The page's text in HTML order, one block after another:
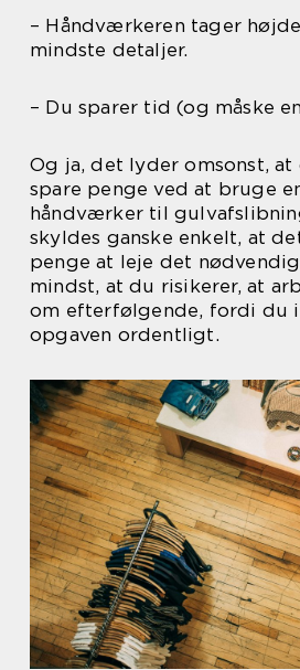
– Håndværkeren tager
mindste detaljer.
– Du sparer tid (og måske
Og ja, det lyder omsonst, at
spare penge ved at bruge
håndværker til
skyldes ganske enkelt, at
penge at leje det
mindst, at du risikerer, at
om efterfølgende, fordi du
opgaven ordentligt.